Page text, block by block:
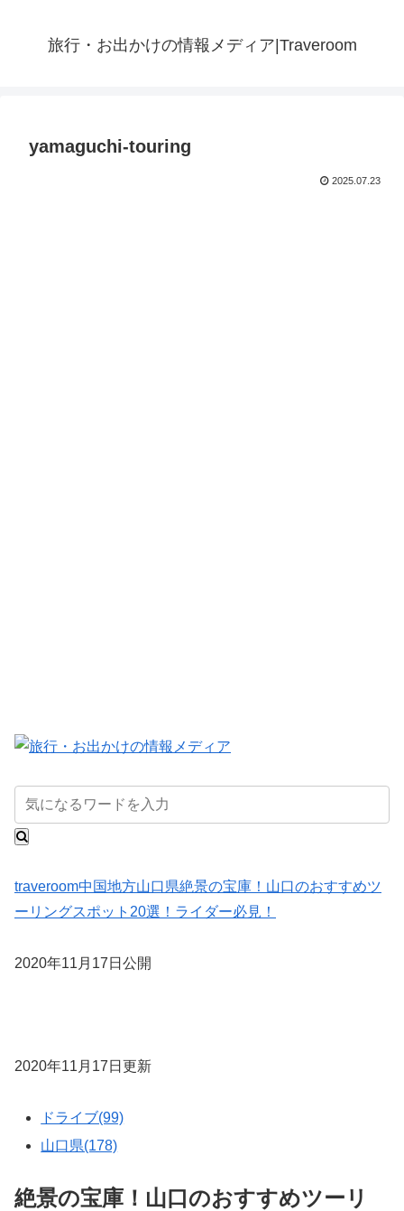
旅行・お出かけの情報メディア|Traveroom
yamaguchi-touring
2025.07.23
traveroom中国地方山口県絶景の宝庫！山口のおすすめツ
ーリングスポット20選！ライダー必見！
2020年11月17日公開
2020年11月17日更新
ドライブ(99)
山口県(178)
絶景の宝庫！山口のおすすめツーリ